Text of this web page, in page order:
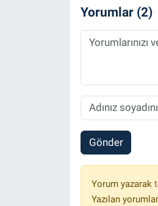
Yorumlar (2)
Gönder
Yorum yazarak
Yazılan